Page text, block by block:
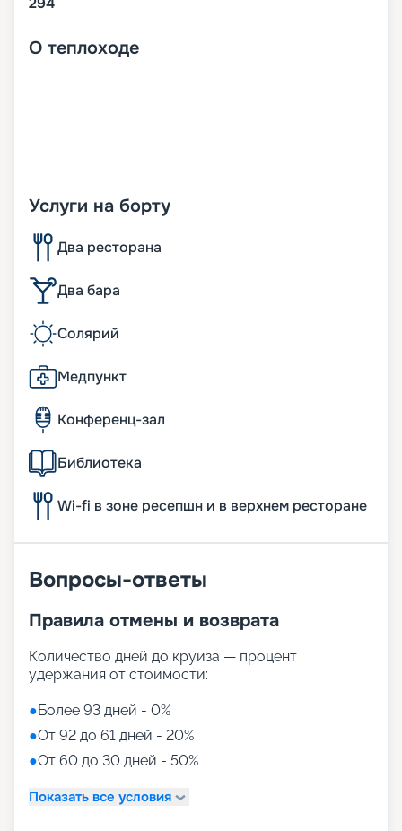
О теплоходе
Услуги на борту
Два ресторана
Два бара
Солярий
Медпункт
Конференц-зал
Библиотека
Wi-fi в зоне ресепшн и в верхнем ресторане
Вопросы-ответы
Правила отмены и возврата
Количество дней до круиза — процент
удержания от стоимости:
●Более 93 дней - 0%
●От 92 до 61 дней - 20%
●От 60 до 30 дней - 50%
Показать все условия